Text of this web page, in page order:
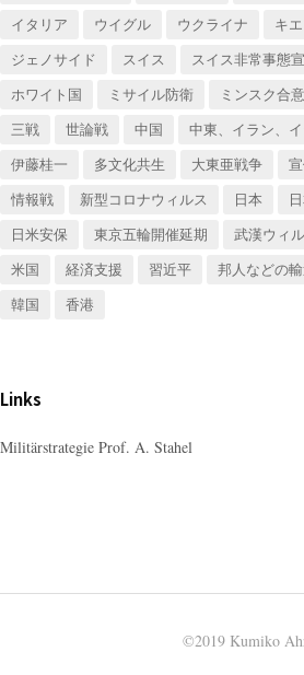
イタリア
ウイグル ウクライナ キ
ジェノサイド
スイス スイス非常事態
ホワイト国
ミサイル防衛 ミンスク合意
三戦
世論戦 中国 中東、イラン、
伊藤桂一
多文化共生 大東亜戦争
情報戦
新型コロナウィルス 日本
日米安保
東京五輪開催延期 武漢ウィ
米国
経済支援 習近平 邦人などの
韓国
香港
Links
Militärstrategie Prof. A. Stahel
©2019 Kumiko